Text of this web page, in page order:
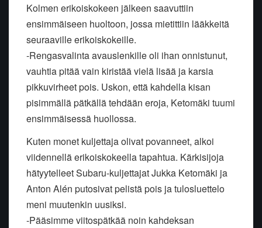
Kolmen erikoiskokeen jälkeen saavuttiin
ensimmäiseen huoltoon, jossa mietittiin lääkkeitä
seuraaville erikoiskokeille.
-Rengasvalinta avauslenkille oli ihan onnistunut,
vauhtia pitää vain kiristää vielä lisää ja karsia
pikkuvirheet pois. Uskon, että kahdella kisan
pisimmällä pätkällä tehdään eroja, Ketomäki tuumi
ensimmäisessä huollossa.
Kuten monet kuljettaja olivat povanneet, alkoi
viidennellä erikoiskokeella tapahtua. Kärkisijoja
hätyytelleet Subaru-kuljettajat Jukka Ketomäki ja
Anton Alén putosivat pelistä pois ja tulosluettelo
meni muutenkin uusiksi.
-Pääsimme viitospätkää noin kahdeksan